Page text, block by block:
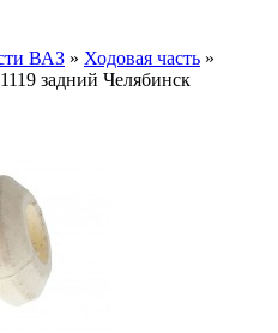
ВАЗ » Ходовая часть »
задний Челябинск